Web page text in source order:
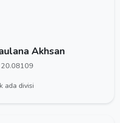
Akhsan
20.08109
ada divisi